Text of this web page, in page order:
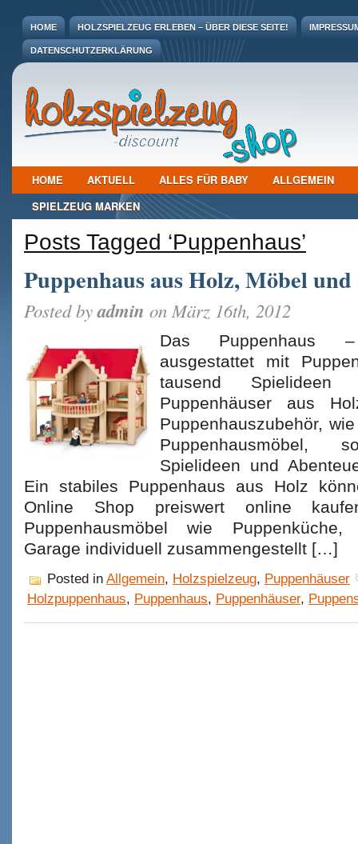
HOME HOLZSPIELZEUG ERLEBEN – ÜBER DIESE SEITE!
DATENSCHUTZERKLÄRUNG
HOME AKTUELL ALLES FÜR BABY
ALLGEMEIN
SPIELZEUG MARKEN
Posts Tagged ‘Puppenhaus’
Puppenhaus aus Holz, Möbel
Posted byadmin on März 16th, 2012
Das Puppenhaus
ausgestattet mit
tausend Spielideen
Puppenhäuser aus
Puppenhauszubehör,
Spielideen und
Ein stabiles Puppenhaus aus Holz
Online Shop preiswert online
Puppenhausmöbel wie
Garage individuell zusammengestellt […]
Posted in Allgemein, Holzspielzeug, Puppenhäuser
Holzpuppenhaus, Puppenhaus, Puppenhäuser,